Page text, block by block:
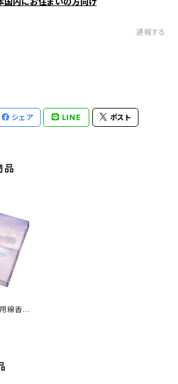
通報する
シェア LINE ポスト
品
線香】
ハーツ
灰すっ